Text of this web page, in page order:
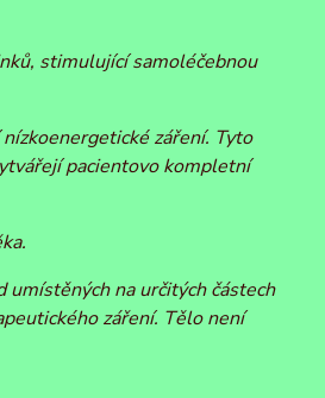
stimulující samoléčebnou
záření. Tyto
pacientovo kompletní
na určitých částech
záření. Tělo není